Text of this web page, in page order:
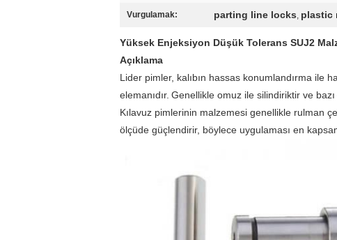
Vurgulamak: parting line locks, plastic
Yüksek Enjeksiyon Düşük Tolerans SUJ2
Açıklama
Lider pimler, kalıbın hassas konumlandırma ile
elemanıdır. Genellikle omuz ile silindiriktir ve bazı
Kılavuz pimlerinin malzemesi genellikle rulman
ölçüde güçlendirir, böylece uygulaması en